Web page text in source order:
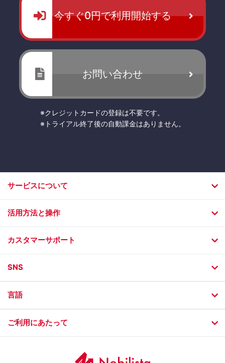
今すぐ0円で利用開始する
お問い合わせ
※クレジットカードの登録は不要です。
※トライアル終了後の自動課金はありません。
サービスについて
活用方法と操作
カスタマーサポート
SNS
言語
ご利用にあたって